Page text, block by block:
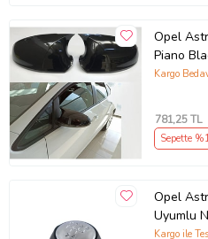
Opel
Piano
Kargo
781,25 TL
Sepette
Opel
Uyumlu
Kargo ile